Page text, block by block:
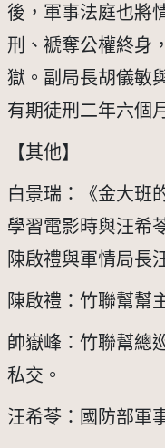
後，軍事法庭也將
刑、褫奪公權終身
獄。副局長胡儀敏
有期徒刑二年六個
【其他】
白景瑞：《金大班
學習電影時與汪希
陳啟禮與軍情局長
陳啟禮：竹聯幫幫
帥嶽峰：竹聯幫總
私交。
汪希苓：國防部軍